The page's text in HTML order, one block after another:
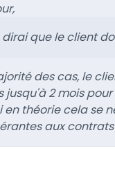
dirai que le client
des cas, le
jusqu'à 2 mois
en théorie cela se
aux